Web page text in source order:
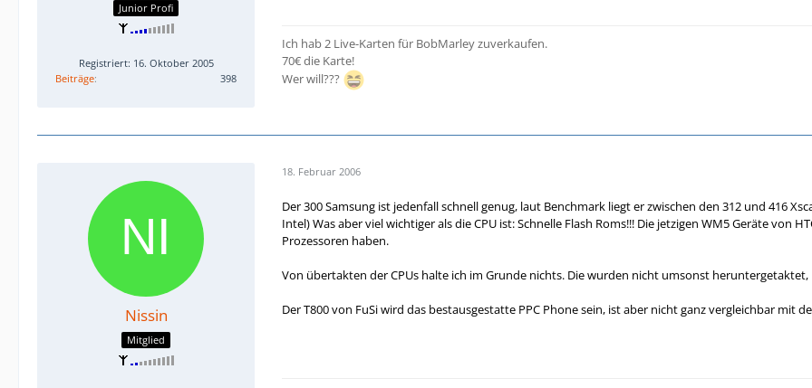
Junior Profi
Registriert: 16. Oktober 2005
Beiträge
398
Ich hab 2 Live-Karten für BobMarley zuverkaufen.
70€ die Karte!
Wer will???
Nissin
Mitglied
18. Februar 2006
Der 300 Samsung ist jedenfall schnell genug, laut Benchmark liegt er zwischen den 312 und 416
Intel) Was aber viel wichtiger als die CPU ist: Schnelle Flash Roms!!! Die jetzigen WM5 Geräte von
Prozessoren haben.
Von übertakten der CPUs halte ich im Grunde nichts. Die wurden nicht umsonst
Der T800 von FuSi wird das bestausgestatte PPC Phone sein, ist aber nicht ganz vergleichbar mit